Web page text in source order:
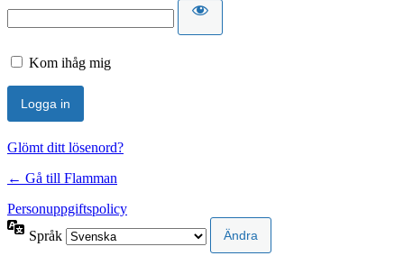
Kom ihåg mig
Glömt ditt lösenord?
← Gå till Flamman
Personuppgiftspolicy
Språk